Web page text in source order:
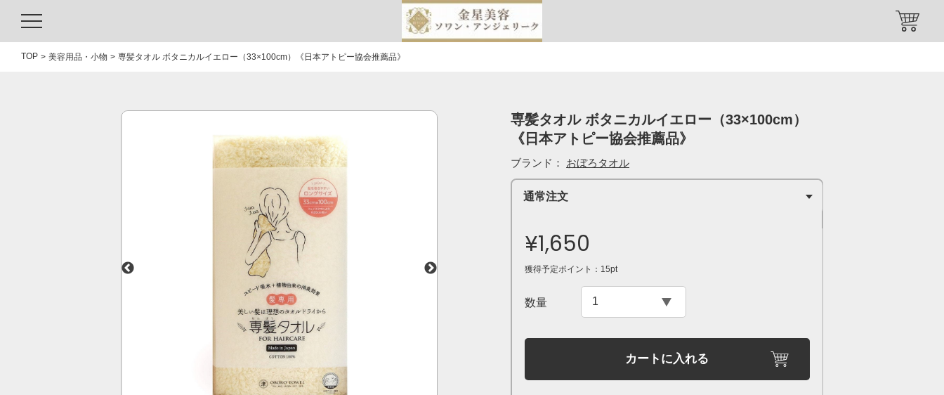
TOP 美容用品・小物 専髪タオル ボタニカルイエロー（33×100cm）《日本アトピー協会推薦品》
専髪タオル ボタニカルイエロー（33×100cm）
《日本アトピー協会推薦品》
ブランド： おぼろタオル
通常注文
¥1,650
獲得予定ポイント：15pt
数量
カートに入れる